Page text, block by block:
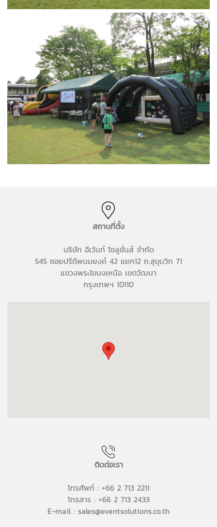
สถานที่ตั้ง
บริษัท อีเว้นท์ โซลูชั่นส์ จำกัด
545 ซอยปรีดีพนมยงค์ 42 แยก12 ถ.สุขุมวิท 71
แขวงพระโขนงเหนือ เขตวัฒนา
กรุงเทพฯ 10110
ติดต่อเรา
โทรศัพท์ : +66 2 713 2211
โทรสาร : +66 2 713 2433
E-mail : sales@eventsolutions.co.th